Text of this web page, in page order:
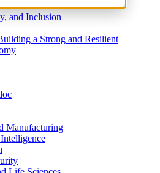
and Inclusion
a Strong and Resilient
Manufacturing